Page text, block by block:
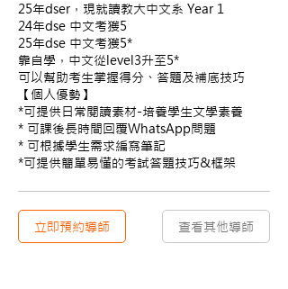
25年dser，現就讀教大中文系 Year 1
24年dse 中文考獲5
25年dse 中文考獲5*
靠自學，中文從level3升至5*
可以幫助考生掌握得分、答題及補底技巧
【個人優勢】
*可提供日常閱讀素材-培養學生文學素養
* 可課後長時間回覆WhatsApp問題
* 可根據學生需求編寫筆記
*可提供簡單易懂的考試答題技巧&框架
立即預約導師 查看其他導師